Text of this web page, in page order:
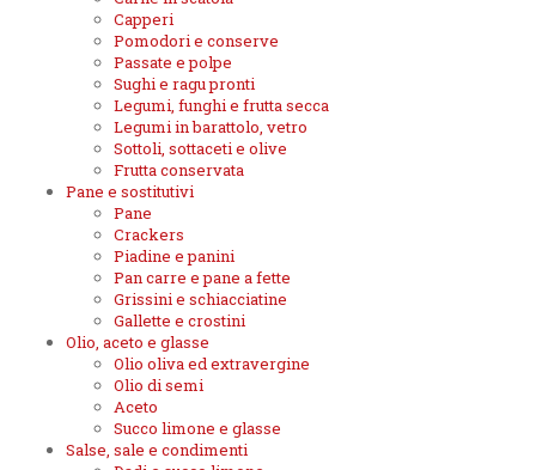
Capperi
Pomodori e conserve
Passate e polpe
Sughi e ragu pronti
Legumi, funghi e frutta secca
Legumi in barattolo, vetro
Sottoli, sottaceti e olive
Frutta conservata
Pane e sostitutivi
Pane
Crackers
Piadine e panini
Pan carre e pane a fette
Grissini e schiacciatine
Gallette e crostini
Olio, aceto e glasse
Olio oliva ed extravergine
Olio di semi
Aceto
Succo limone e glasse
Salse, sale e condimenti